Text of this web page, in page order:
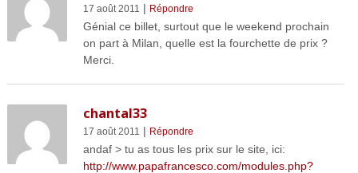
17 août 2011 | Répondre
Génial ce billet, surtout que le weekend prochain
on part à Milan, quelle est la fourchette de prix ?
Merci.
chantal33
17 août 2011 | Répondre
andaf > tu as tous les prix sur le site, ici:
http://www.papafrancesco.com/modules.php?